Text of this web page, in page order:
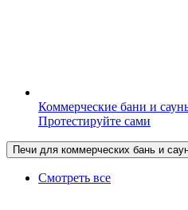
Коммерческие бани и
Протестируйте сами
Печи для коммерческих бань и
Смотреть все